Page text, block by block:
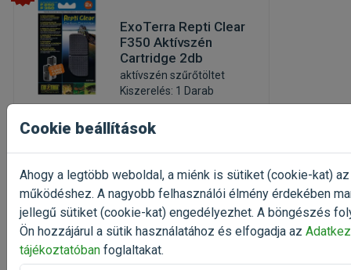
ExoTerra Repti Clear
F350 Aktívszén
Cartridge 2db
aktívszén szűrőtöltet
Kiszerelés: 1 Darab
Egységár: 1 986 Ft / db
Raktáron
1 986 Ft 2 483 Ft
Kosárba
Cookie beállítások
Ahogy a legtöbb weboldal, a miénk is sütiket (cookie-kat)
működéshez. A nagyobb felhasználói élmény érdekében
jellegű sütiket (cookie-kat) engedélyezhet. A böngészés
Ön hozzájárul a sütik használatához és elfogadja az
tájékoztatóban foglaltakat.